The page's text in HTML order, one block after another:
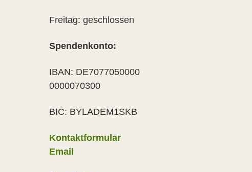
Freitag: geschlossen
Spendenkonto:
IBAN: DE7077050000
0000070300
BIC: BYLADEM1SKB
Kontaktformular
Email